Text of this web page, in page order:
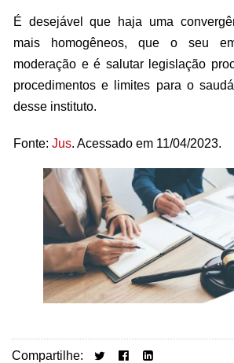
É desejável que haja uma
mais homogêneos, que o seu
moderação e é salutar legislação
procedimentos e limites para o
desse instituto.
Fonte: Jus. Acessado em 11/04/2023.
Compartilhe: